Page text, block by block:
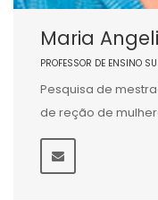
Maria
PROFESSOR DE ENSINO
Pesquisa de
de reção de